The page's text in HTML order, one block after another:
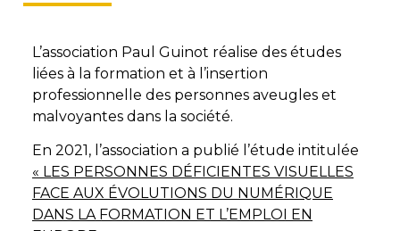
L’association Paul Guinot réalise des études
liées à la formation et à l’insertion
professionnelle des personnes aveugles et
malvoyantes dans la société.
En 2021, l’association a publié l’étude intitulée
« LES PERSONNES DÉFICIENTES VISUELLES
FACE AUX ÉVOLUTIONS DU NUMÉRIQUE
DANS LA FORMATION ET L’EMPLOI EN